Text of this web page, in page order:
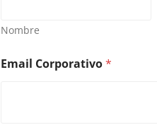
Nombre
p
Email Corporativo*